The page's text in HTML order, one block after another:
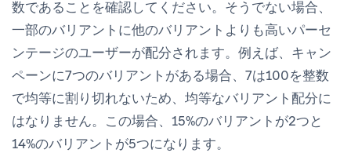
数であることを確認してください。そうでない場合、
一部のバリアントに他のバリアントよりも高いパーセ
ンテージのユーザーが配分されます。例えば、キャン
ペーンに7つのバリアントがある場合、7は100を整数
で均等に割り切れないため、均等なバリアント配分に
はなりません。この場合、15%のバリアントが2つと
14%のバリアントが5つになります。